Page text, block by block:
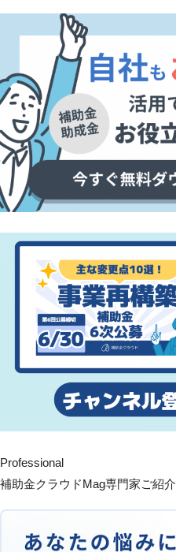
Professional
補助金クラウドMag専門家ご紹介